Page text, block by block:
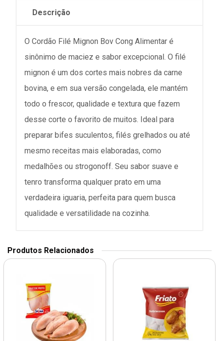
Descrição
O Cordão Filé Mignon Bov Cong Alimentar é
sinônimo de maciez e sabor excepcional. O filé
mignon é um dos cortes mais nobres da carne
bovina, e em sua versão congelada, ele mantém
todo o frescor, qualidade e textura que fazem
desse corte o favorito de muitos. Ideal para
preparar bifes suculentos, filés grelhados ou até
mesmo receitas mais elaboradas, como
medalhões ou strogonoff. Seu sabor suave e
tenro transforma qualquer prato em uma
verdadeira iguaria, perfeita para quem busca
qualidade e versatilidade na cozinha.
Produtos Relacionados